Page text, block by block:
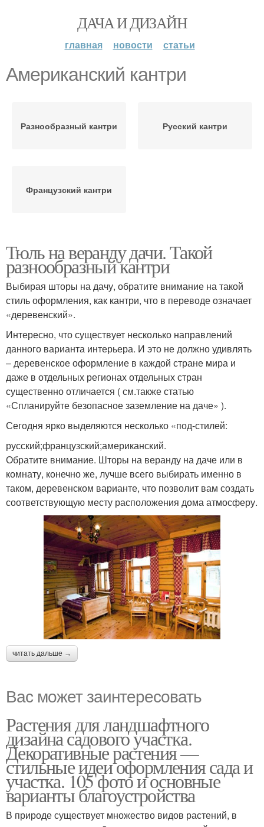
ДАЧА И ДИЗАЙН
главная новости статьи
Американский кантри
Разнообразный кантри Русский кантри
Французский кантри
Тюль на веранду дачи. Такой
разнообразный кантри
Выбирая шторы на дачу, обратите внимание на такой
стиль оформления, как кантри, что в переводе означает
«деревенский».
Интересно, что существует несколько направлений
данного варианта интерьера. И это не должно удивлять
– деревенское оформление в каждой стране мира и
даже в отдельных регионах отдельных стран
существенно отличается ( см.также статью
«Спланируйте безопасное заземление на даче» ).
Сегодня ярко выделяются несколько «под-стилей:
русский;французский;американский.
Обратите внимание. Шторы на веранду на даче или в
комнату, конечно же, лучше всего выбирать именно в
таком, деревенском варианте, что позволит вам создать
соответствующую месту расположения дома атмосферу.
читать дальше →
Вас может заинтересовать
Растения для ландшафтного
дизайна садового участка.
Декоративные растения —
стильные идеи оформления сада и
участка. 105 фото и основные
варианты благоустройства
В природе существует множество видов растений, в